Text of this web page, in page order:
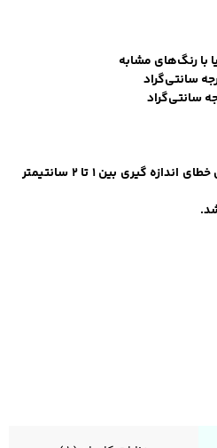
شال و کلاه مردانه
با رنگ‌های مشابه
در نظر داشته باشید محدوده ی خطای اندازه گیری بین 1 تا 2 سانتیمتر